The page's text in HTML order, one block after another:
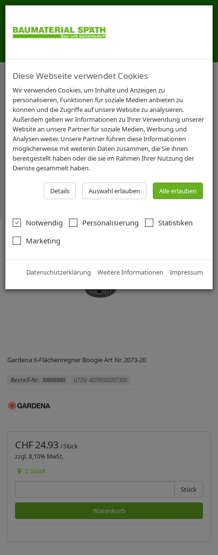
STARTSEITE GARTENBEDARF GARDENA WASSERTECHNIK
Gardena 6-Flächenregner
Boogie
Gardena 6-Flächenregner Boogie Art Nr. 2073-20
Bestell-Nr.: 30006900 GTIN: 4078500207300
CHF 24.93 / Stück
zzgl. 8,10% MwSt.
5 Stück
Stück
Warenkorb
Diese Webseite verwendet Cookies
Wir verwenden Cookies, um Inhalte und Anzeigen zu
personalisieren, Funktionen für soziale Medien anbieten zu
können und die Zugriffe auf unsere Website zu analysieren.
Außerdem geben wir Informationen zu Ihrer Verwendung unserer
Website an unsere Partner für soziale Medien, Werbung und
Analysen weiter. Unsere Partner führen diese Informationen
möglicherweise mit weiteren Daten zusammen, die Sie ihnen
bereitgestellt haben oder die sie im Rahmen Ihrer Nutzung der
Dienste gesammelt haben.
Details Auswahl erlauben Alle erlauben
Notwendig Personalisierung
Statistiken
Marketing
Datenschutzerklärung Weitere Informationen Impressum